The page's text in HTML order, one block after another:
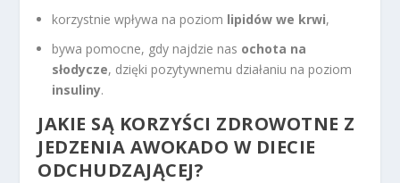
korzystnie wpływa na poziom lipidów we krwi,
bywa pomocne, gdy najdzie nas ochota na
słodycze, dzięki pozytywnemu działaniu na poziom
insuliny.
JAKIE SĄ KORZYŚCI ZDROWOTNE Z
JEDZENIA AWOKADO W DIECIE
ODCHUDZAJĄCEJ?